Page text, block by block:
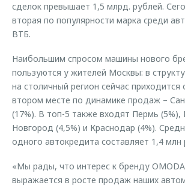
Трейд-ин
Калькулятор трейд-ин
Оригинальные аксессуары
Запчасти
сделок превышает 1,5 млрд. рублей.
вторая по популярности марка среди
ВТБ.
Наибольшим спросом машины нового
пользуются у жителей Москвы: в
на столичный регион сейчас приходится
втором месте по динамике продаж –
(17%). В топ-5 также входят Пермь (5%),
Новгород (4,5%) и Краснодар (4%).
одного автокредита составляет 1,4 млн
«Мы рады, что интерес к бренду
выражается в росте продаж наших